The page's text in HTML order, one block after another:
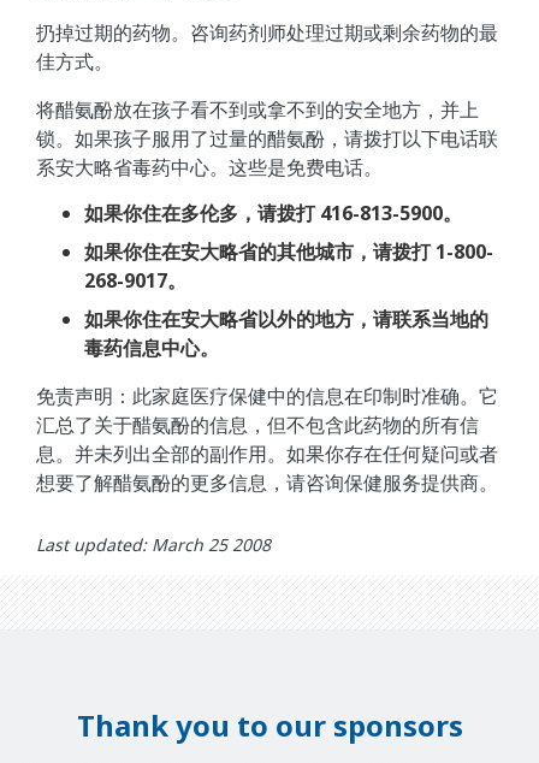
扔掉过期的药物。咨询药剂师处理过期或剩余药物的最
佳方式。
将醋氨酚放在孩子看不到或拿不到的安全地方，并上
锁。如果孩子服用了过量的醋氨酚，请拨打以下电话联
系安大略省毒药中心。这些是免费电话。
如果你住在多伦多，请拨打 416-813-5900。
如果你住在安大略省的其他城市，请拨打 1-800-
268-9017。
如果你住在安大略省以外的地方，请联系当地的
毒药信息中心。
免责声明：此家庭医疗保健中的信息在印制时准确。它
汇总了关于醋氨酚的信息，但不包含此药物的所有信
息。并未列出全部的副作用。如果你存在任何疑问或者
想要了解醋氨酚的更多信息，请咨询保健服务提供商。
Last updated: March 25 2008
Thank you to our sponsors